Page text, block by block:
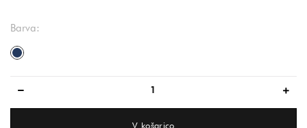
Barva:
temno modra
V košarico